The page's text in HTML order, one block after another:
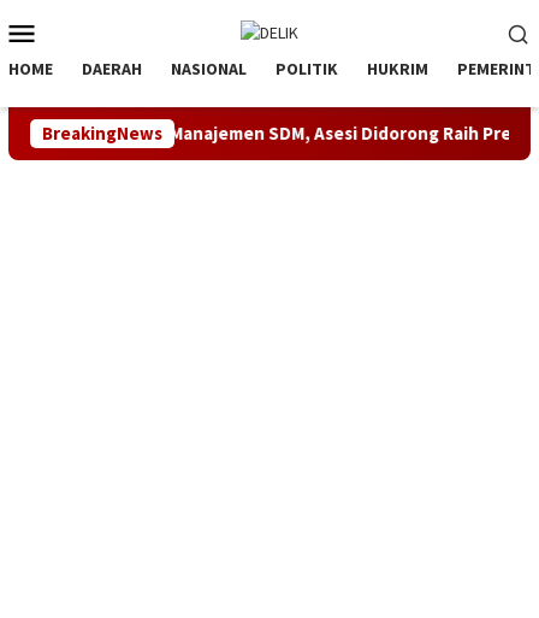
ke
kontenMobile
HOME DAERAH NASIONAL POLITIK HUKRIM
BreakingNews
Manajemen SDM, Asesi Didorong Raih Predikat